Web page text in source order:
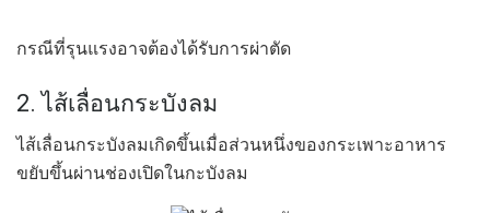
กรณีที่รุนแรงอาจต้องได้รับการผ่าตัด
2. ไส้เลื่อนกระบังลม
ไส้เลื่อนกระบังลมเกิดขึ้นเมื่อส่วนหนึ่งของกระเพาะอาหาร
ขยับขึ้นผ่านช่องเปิดในกะบังลม